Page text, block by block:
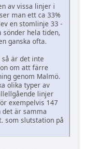
av vissa linjer i
man ett ca 33%
en stomlinje 33 -
sönder hela tiden,
ganska ofta.
så är det inte
om att färre
genom Malmö.
olika typer av
linjer
exempelvis 147
är samma
som slutstation på